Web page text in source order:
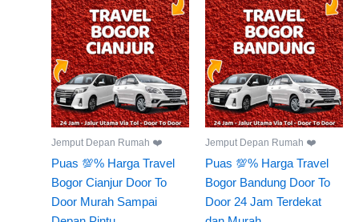
Jemput Depan Rumah ❤️
Puas 💯% Harga Travel
Bogor Cianjur Door To
Door Murah Sampai
Jemput Depan Rumah ❤️
Puas 💯% Harga Travel
Bogor Bandung Door To
Door 24 Jam Terdekat